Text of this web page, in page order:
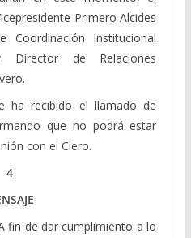
Primero Alcides
Coordinación Institucional
de Relaciones
el llamado de
que no podrá estar
con el Clero.
4
fin de dar cumplimiento a lo